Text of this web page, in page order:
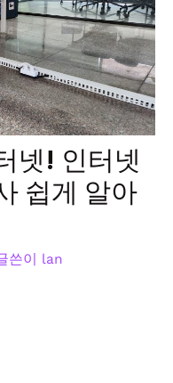
넷! 인터넷
쉽게 알아
쓴이 lan